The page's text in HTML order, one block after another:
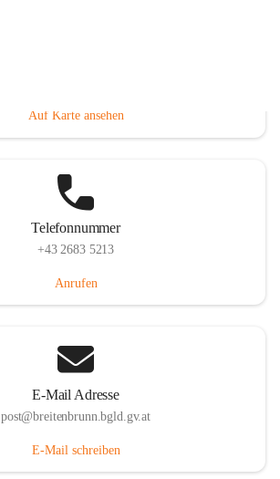
Auf Karte ansehen
Telefonnummer
+43 2683 5213
Anrufen
E-Mail Adresse
post@breitenbrunn.bgld.gv.at
E-Mail schreiben